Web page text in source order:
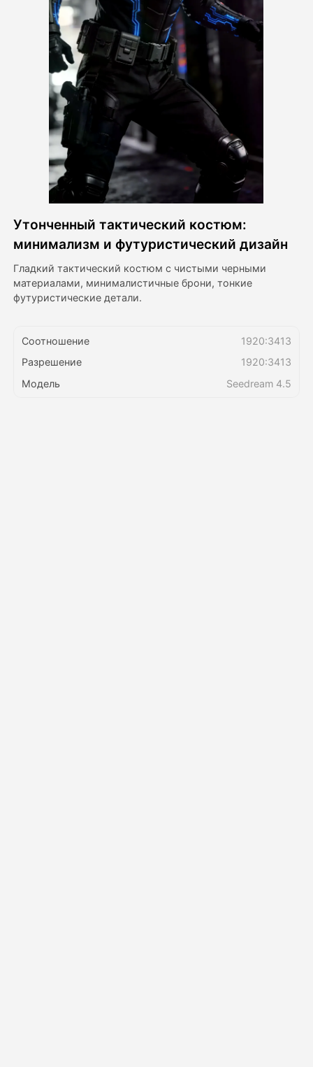
Видео Аватара
Видео
Фото
Другие инструменты
Посмотреть все шаблоны
Галерея
Блог
Цены
Утонченный тактический костюм:
минимализм и футуристический дизайн
Гладкий тактический костюм с чистыми черными
материалами, минималистичные брони, тонкие
футуристические детали.
Соотношение
1920:3413
Разрешение
1920:3413
Модель
Seedream 4.5